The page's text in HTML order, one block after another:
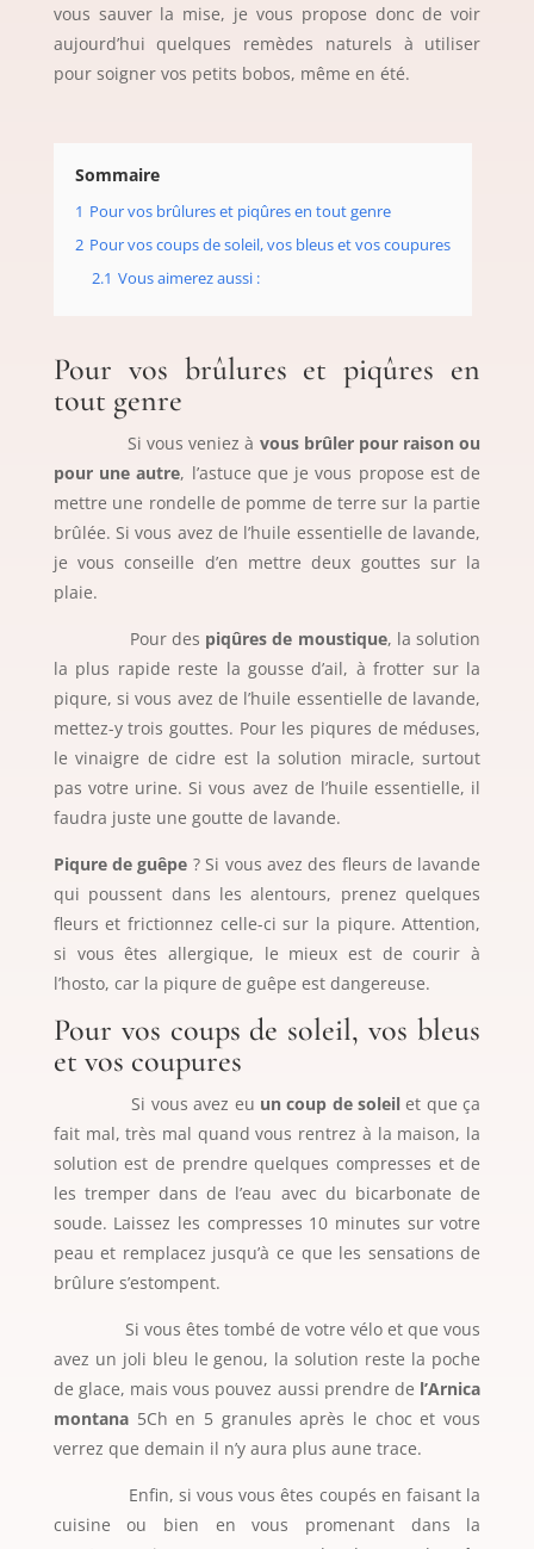
vous sauver la mise, je vous propose donc de voir
aujourd’hui quelques remèdes naturels à utiliser
pour soigner vos petits bobos, même en été.
Sommaire
1 Pour vos brûlures et piqûres en tout genre
2 Pour vos coups de soleil, vos bleus et vos coupures
2.1 Vous aimerez aussi :
Pour vos brûlures et piqûres en
tout genre
Si vous veniez à vous brûler pour raison ou
pour une autre, l’astuce que je vous propose est de
mettre une rondelle de pomme de terre sur la partie
brûlée. Si vous avez de l’huile essentielle de lavande,
je vous conseille d’en mettre deux gouttes sur la
plaie.
Pour des piqûres de moustique, la solution
la plus rapide reste la gousse d’ail, à frotter sur la
piqure, si vous avez de l’huile essentielle de lavande,
mettez-y trois gouttes. Pour les piqures de méduses,
le vinaigre de cidre est la solution miracle, surtout
pas votre urine. Si vous avez de l’huile essentielle, il
faudra juste une goutte de lavande.
Piqure de guêpe ? Si vous avez des fleurs de lavande
qui poussent dans les alentours, prenez quelques
fleurs et frictionnez celle-ci sur la piqure. Attention,
si vous êtes allergique, le mieux est de courir à
l’hosto, car la piqure de guêpe est dangereuse.
Pour vos coups de soleil, vos bleus
et vos coupures
Si vous avez eu un coup de soleil et que ça
fait mal, très mal quand vous rentrez à la maison, la
solution est de prendre quelques compresses et de
les tremper dans de l’eau avec du bicarbonate de
soude. Laissez les compresses 10 minutes sur votre
peau et remplacez jusqu’à ce que les sensations de
brûlure s’estompent.
Si vous êtes tombé de votre vélo et que vous
avez un joli bleu le genou, la solution reste la poche
de glace, mais vous pouvez aussi prendre de l’Arnica
montana5Ch en 5 granules après le choc et vous
verrez que demain il n’y aura plus aune trace.
Enfin, si vous vous êtes coupés en faisant la
cuisine ou bien en vous promenant dans la